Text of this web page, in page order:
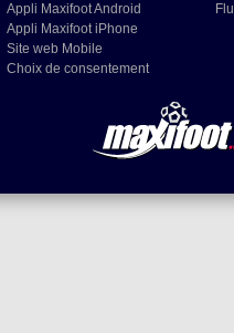
Appli Maxifoot Android
Appli Maxifoot iPhone
Site web Mobile
Choix de consentement